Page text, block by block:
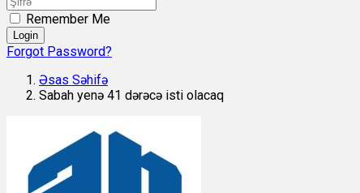
Remember Me
Login
Forgot Password?
Əsas Səhifə
Sabah yenə 41 dərəcə isti olacaq